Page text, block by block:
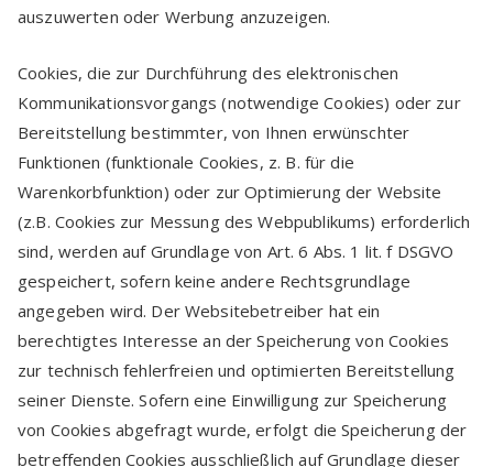
auszuwerten oder Werbung anzuzeigen.
Cookies, die zur Durchführung des elektronischen
Kommunikationsvorgangs (notwendige Cookies) oder zur
Bereitstellung bestimmter, von Ihnen erwünschter
Funktionen (funktionale Cookies, z. B. für die
Warenkorbfunktion) oder zur Optimierung der Website
(z.B. Cookies zur Messung des Webpublikums) erforderlich
sind, werden auf Grundlage von Art. 6 Abs. 1 lit. f DSGVO
gespeichert, sofern keine andere Rechtsgrundlage
angegeben wird. Der Websitebetreiber hat ein
berechtigtes Interesse an der Speicherung von Cookies
zur technisch fehlerfreien und optimierten Bereitstellung
seiner Dienste. Sofern eine Einwilligung zur Speicherung
von Cookies abgefragt wurde, erfolgt die Speicherung der
betreffenden Cookies ausschließlich auf Grundlage dieser